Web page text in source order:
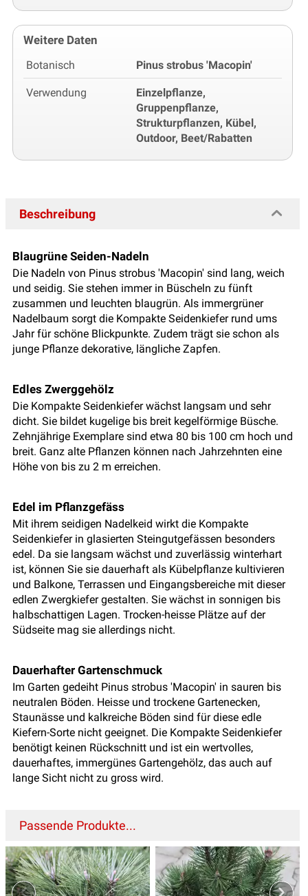
Weitere Daten
Botanisch Pinus strobus 'Macopin'
Verwendung
Einzelpflanze,
Gruppenpflanze,
Strukturpflanzen, Kübel,
Outdoor, Beet/Rabatten
Beschreibung
Blaugrüne Seiden-Nadeln
Die Nadeln von Pinus strobus 'Macopin' sind lang, weich
und seidig. Sie stehen immer in Büscheln zu fünft
zusammen und leuchten blaugrün. Als immergrüner
Nadelbaum sorgt die Kompakte Seidenkiefer rund ums
Jahr für schöne Blickpunkte. Zudem trägt sie schon als
junge Pflanze dekorative, längliche Zapfen.
Edles Zwerggehölz
Die Kompakte Seidenkiefer wächst langsam und sehr
dicht. Sie bildet kugelige bis breit kegelförmige Büsche.
Zehnjährige Exemplare sind etwa 80 bis 100 cm hoch und
breit. Ganz alte Pflanzen können nach Jahrzehnten eine
Höhe von bis zu 2 m erreichen.
Edel im Pflanzgefäss
Mit ihrem seidigen Nadelkeid wirkt die Kompakte
Seidenkiefer in glasierten Steingutgefässen besonders
edel. Da sie langsam wächst und zuverlässig winterhart
ist, können Sie sie dauerhaft als Kübelpflanze kultivieren
und Balkone, Terrassen und Eingangsbereiche mit dieser
edlen Zwergkiefer gestalten. Sie wächst in sonnigen bis
halbschattigen Lagen. Trocken-heisse Plätze auf der
Südseite mag sie allerdings nicht.
Dauerhafter Gartenschmuck
Im Garten gedeiht Pinus strobus 'Macopin' in sauren bis
neutralen Böden. Heisse und trockene Gartenecken,
Staunässe und kalkreiche Böden sind für diese edle
Kiefern-Sorte nicht geeignet. Die Kompakte Seidenkiefer
benötigt keinen Rückschnitt und ist ein wertvolles,
dauerhaftes, immergünes Gartengehölz, das auch auf
lange Sicht nicht zu gross wird.
Passende Produkte...